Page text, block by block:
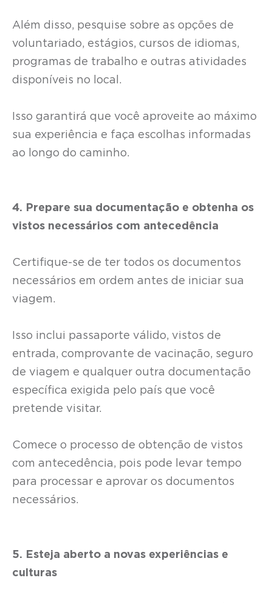
Além disso, pesquise sobre as opções de
voluntariado, estágios, cursos de idiomas,
programas de trabalho e outras atividades
disponíveis no local.
Isso garantirá que você aproveite ao máximo
sua experiência e faça escolhas informadas
ao longo do caminho.
4. Prepare sua documentação e obtenha os
vistos necessários com antecedência
Certifique-se de ter todos os documentos
necessários em ordem antes de iniciar sua
viagem.
Isso inclui passaporte válido, vistos de
entrada, comprovante de vacinação, seguro
de viagem e qualquer outra documentação
específica exigida pelo país que você
pretende visitar.
Comece o processo de obtenção de vistos
com antecedência, pois pode levar tempo
para processar e aprovar os documentos
necessários.
5. Esteja aberto a novas experiências e
culturas